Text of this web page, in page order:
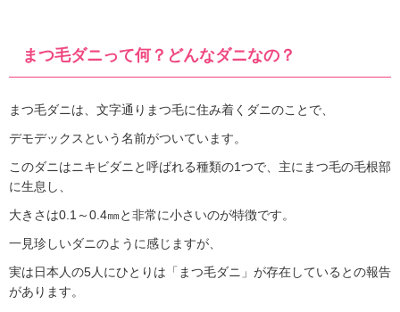
まつ毛ダニって何？どんなダニなの？
まつ毛ダニは、文字通りまつ毛に住み着くダニのことで、
デモデックスという名前がついています。
このダニはニキビダニと呼ばれる種類の1つで、主にまつ毛の毛根部
に生息し、
大きさは0.1～0.4㎜と非常に小さいのが特徴です。
一見珍しいダニのように感じますが、
実は日本人の5人にひとりは「まつ毛ダニ」が存在しているとの報告
があります。